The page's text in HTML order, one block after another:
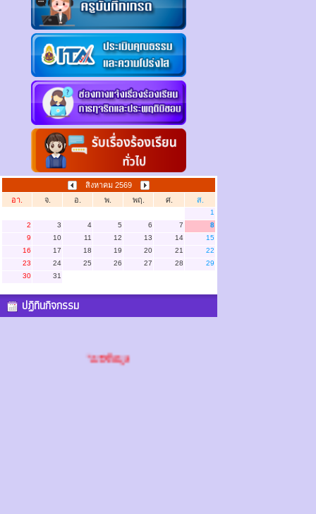
สิงหาคม 2569
อา.
จ. อ. พ. พฤ. ศ. ส.
1
2
3 4 5 6 7
8
9
10 11 12 13 14
15
16
17 18 19 20 21
22
23
24 25 26 27 28
29
30
31
ปฏิทินกิจกรรม